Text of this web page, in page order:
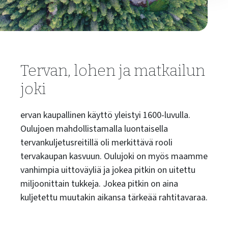
Tervan, lohen ja matkailun
joki
ervan kaupallinen käyttö yleistyi 1600-luvulla.
Oulujoen mahdollistamalla luontaisella
tervankuljetusreitillä oli merkittävä rooli
tervakaupan kasvuun. Oulujoki on myös maamme
vanhimpia uittoväyliä ja jokea pitkin on uitettu
miljoonittain tukkeja. Jokea pitkin on aina
kuljetettu muutakin aikansa tärkeää rahtitavaraa.